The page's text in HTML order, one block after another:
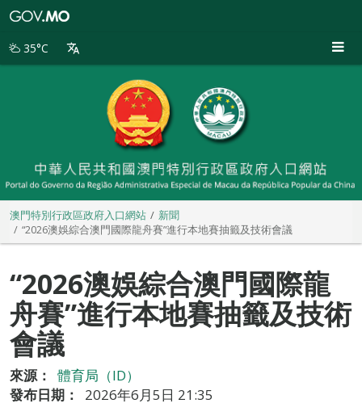
別
35°C
澳門特別行政區政府入口網站
新聞
“2026澳娛綜合澳門國際龍舟賽”進行本地賽抽籤及技術會議
“2026澳娛綜合澳門國際龍
舟賽”進行本地賽抽籤及技術
會議
來源：
體育局（ID）
發布日期：
2026年6月5日 21:35